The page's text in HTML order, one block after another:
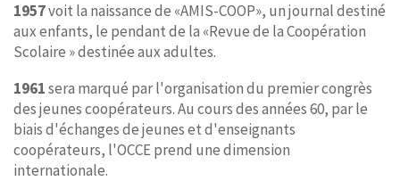
1957voit la naissance de «AMIS-COOP», un journal destiné
aux enfants, le pendant de la «Revue de la Coopération
Scolaire » destinée aux adultes.
1961sera marqué par l'organisation du premier congrès
des jeunes coopérateurs. Au cours des années 60, par le
biais d'échanges de jeunes et d'enseignants
coopérateurs, l'OCCE prend une dimension
internationale.